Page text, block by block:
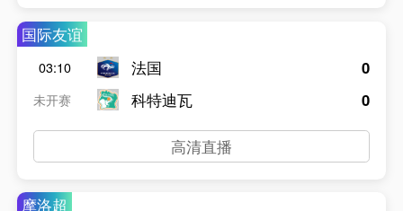
国际友谊
03:10
未开赛
法国
科特迪瓦
0
0
高清直播
摩洛超